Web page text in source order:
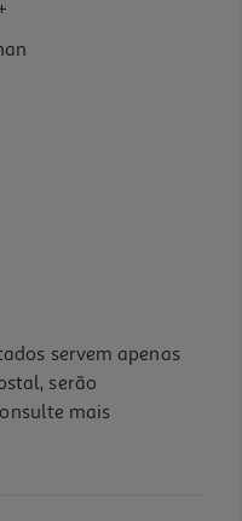
servem apenas
serão
mais